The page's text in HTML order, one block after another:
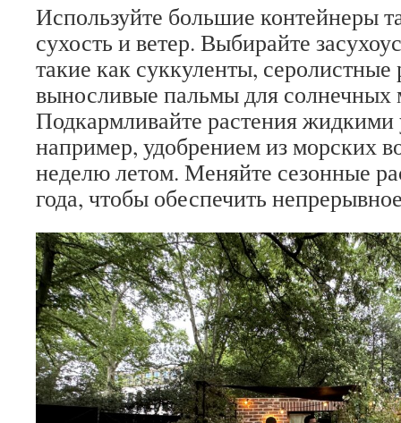
Используйте большие контейнеры
сухость и ветер. Выбирайте
такие как суккуленты, серолистные
выносливые пальмы для солнечных
Подкармливайте растения жидкими
например, удобрением из морских
неделю летом. Меняйте сезонные
года, чтобы обеспечить